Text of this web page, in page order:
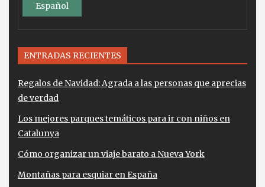
Español
ENTRADAS RECIENTES
Regalos de Navidad: Agrada a las personas que aprecias
de verdad
Los mejores parques temáticos para ir con niños en
Catalunya
Cómo organizar un viaje barato a Nueva York
Montañas para esquiar en España